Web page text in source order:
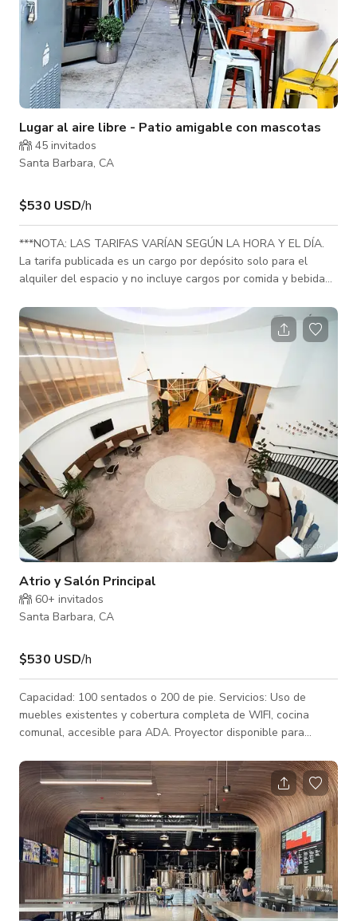
Lugar al aire libre - Patio amigable con mascotas
45 invitados
Santa Barbara, CA
$530 USD/h
***NOTA: LAS TARIFAS VARÍAN SEGÚN LA HORA Y EL DÍA.
La tarifa publicada es un cargo por depósito solo para el
alquiler del espacio y no incluye cargos por comida y bebida
primero la tarifa total del paquete que incluye comida y
bebida o TARIFA PERSONALIZADA ya que la tarifa de alquiler
varía según la hora y el día. Nuestro lugar está disponible
para eventos privados, dentro de la sala de grifos o en el
patio. Nos encanta organiza
Atrio y Salón Principal
60+ invitados
Santa Barbara, CA
$530 USD/h
Capacidad: 100 sentados o 200 de pie. Servicios: Uso de
muebles existentes y cobertura completa de WIFI, cocina
comunal, accesible para ADA. Proyector disponible para